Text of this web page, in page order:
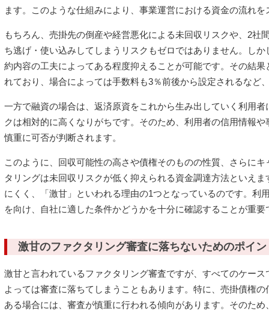
ます。このような仕組みにより、事業運営における資金の流れ
もちろん、売掛先の倒産や経営悪化による未回収リスクや、2社
ち逃げ・使い込みしてしまうリスクもゼロではありません。し
約内容の工夫によってある程度抑えることが可能です。その結
れており、場合によっては手数料も3％前後から設定されるなど
一方で融資の場合は、返済原資をこれから生み出していく利用
クは相対的に高くなりがちです。そのため、利用者の信用情報
慎重に可否が判断されます。
このように、回収可能性の高さや債権そのものの性質、さらに
タリングは未回収リスクが低く抑えられる資金調達方法といえ
にくく、「激甘」といわれる理由の1つとなっているのです。利
を向け、自社に適した条件かどうかを十分に確認することが重要
激甘のファクタリング審査に落ちないためのポイン
激甘と言われているファクタリング審査ですが、すべてのケー
よっては審査に落ちてしまうこともあります。特に、売掛債権
ある場合には、審査が慎重に行われる傾向があります。そのた